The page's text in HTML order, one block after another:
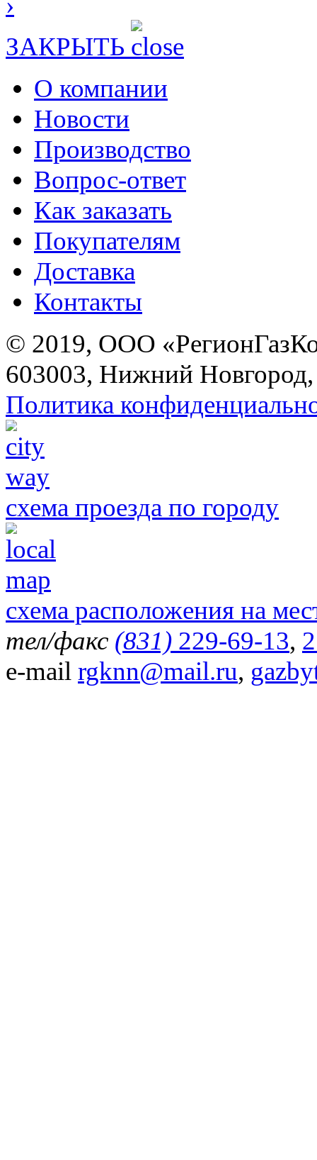
ЗАКРЫТЬ
О компании
Новости
Производство
Вопрос-ответ
Как заказать
Покупателям
Доставка
Контакты
© 2019, ООО
603003, Нижний
Политика
схема проезда по городу
схема расположения на
тел/факс (831) 229-69-13,
e-mail rgknn@mail.ru,